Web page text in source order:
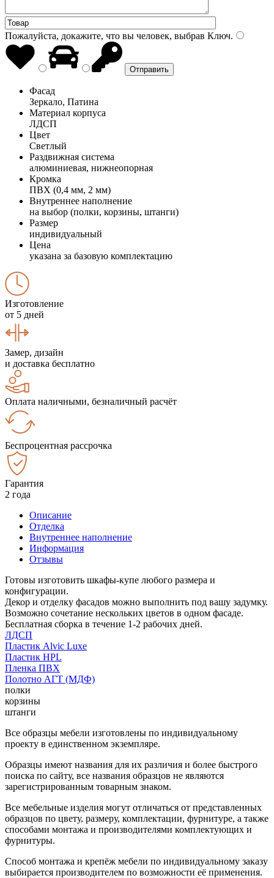
Пожалуйста, докажите, что вы человек, выбрав Ключ.
Фасад
Зеркало, Патина
Материал корпуса
ЛДСП
Цвет
Светлый
Раздвижная система
алюминиевая, нижнеопорная
Кромка
ПВХ (0,4 мм, 2 мм)
Внутреннее наполнение
на выбор (полки, корзины, штанги)
Размер
индивидуальный
Цена
указана за базовую комплектацию
Изготовление
от 5 дней
Замер, дизайн
и доставка бесплатно
Оплата наличными, безналичный расчёт
Беспроцентная рассрочка
Гарантия
2 года
Описание
Отделка
Внутреннее наполнение
Информация
Отзывы
Готовы изготовить шкафы-купе любого размера и
конфигурации.
Декор и отделку фасадов можно выполнить под вашу задумку.
Возможно сочетание нескольких цветов в одном фасаде.
Бесплатная сборка в течение 1-2 рабочих дней.
ЛДСП
Пластик Alvic Luxe
Пластик HPL
Пленка ПВХ
Полотно АГТ (МДФ)
полки
корзины
штанги
Все образцы мебели изготовлены по индивидуальному
проекту в единственном экземпляре.
Образцы имеют названия для их различия и более быстрого
поиска по сайту, все названия образцов не являются
зарегистрированным товарным знаком.
Все мебельные изделия могут отличаться от представленных
образцов по цвету, размеру, комплектации, фурнитуре, а также
способами монтажа и производителями комплектующих и
фурнитуры.
Способ монтажа и крепёж мебели по индивидуальному заказу
выбирается производителем по возможности её применения.